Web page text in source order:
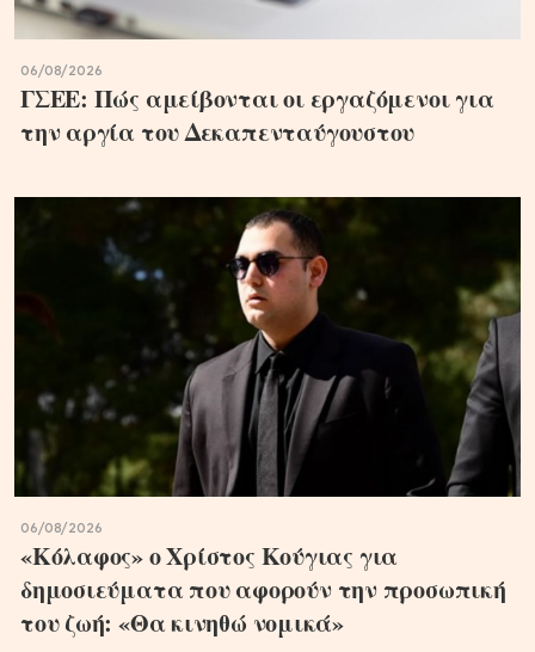
06/08/2026
ΓΣΕΕ: Πώς αμείβονται οι εργαζόμενοι για
την αργία του Δεκαπενταύγουστου
06/08/2026
«Κόλαφος» ο Χρίστος Κούγιας για
δημοσιεύματα που αφορούν την προσωπική
του ζωή: «Θα κινηθώ νομικά»